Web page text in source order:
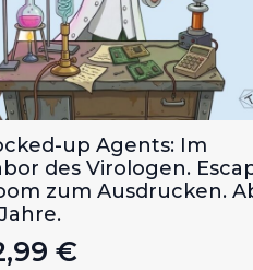
up Agents: Im
des Virologen.
zum Ausdrucken.
€